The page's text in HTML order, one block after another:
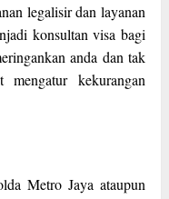
legalisir dan layanan
konsultan visa bagi
anda dan tak
kekurangan
Metro Jaya ataupun